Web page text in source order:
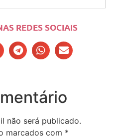
REDES SOCIAIS
não será publicado.
marcados com *